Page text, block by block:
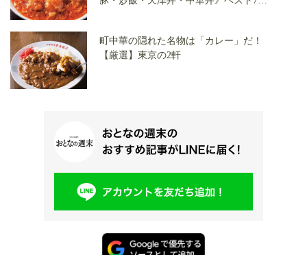
町中華の隠れた名物は「カレー」だ！
【厳選】東京の2軒